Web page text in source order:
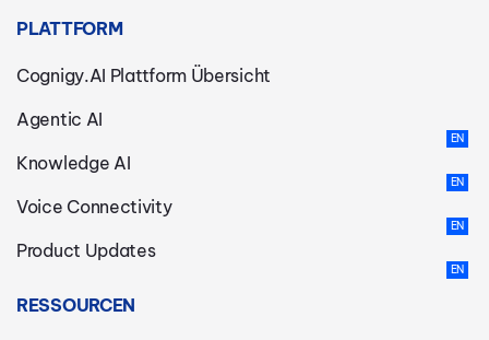
PLATTFORM
Cognigy.AI Plattform Übersicht
Agentic AI
Knowledge AI
Voice Connectivity
Product Updates
RESSOURCEN